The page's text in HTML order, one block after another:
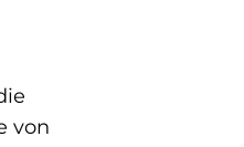
von